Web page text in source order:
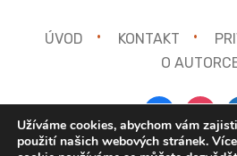
ÚVOD KONTAKT
O
facebook
Užíváme cookies, abychom vám
použití našich webových stránek.